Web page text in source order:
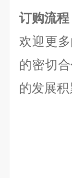
订购流程
欢迎更
的密切
的发展积